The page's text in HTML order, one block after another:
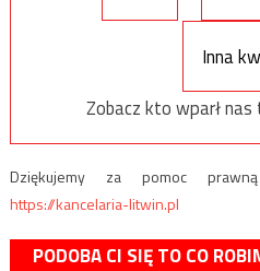
Inna
Zobacz kto wparł nas
Dziękujemy za pomoc
https://kancelaria-litwin.pl
PODOBA CI SIĘ TO CO